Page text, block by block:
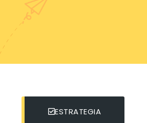
ESTRATEGIA